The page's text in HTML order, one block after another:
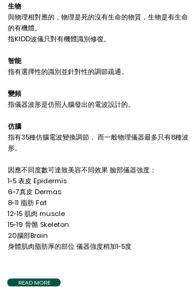
生物
與物理相對應的，物理是死的沒有生命的物質，生物是有生命
的有機體。
指KIDD波儀只對有機體識別修復。
智能​
指有選擇性的識別並針對性的調節疏通。
變頻
指儀器波形是仿照人腦發出的電波設計的。
仿腦
指有35種仿腦電波變換調節， 而一般物理儀器最多只有8種波
形。
因應不同度數可達致美容不同效果 臉部儀器強度：
1-5 表皮 Epidermis
6-7真皮 Dermas
8-11 脂肪 Fat
12-15 肌肉 muscle
15-19 骨骼 Skeleton
20腦部Brain
身體肌肉脂肪厚的部位 儀器強度稍加1-5度
READ MORE